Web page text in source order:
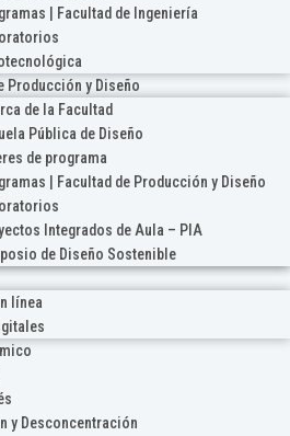
| Facultad de Ingeniería
Producción y Diseño
de la Facultad
Pública de Diseño
de programa
| Facultad de Producción y Diseño
Integrados de Aula – PIA
de Diseño Sostenible
línea
y Desconcentración